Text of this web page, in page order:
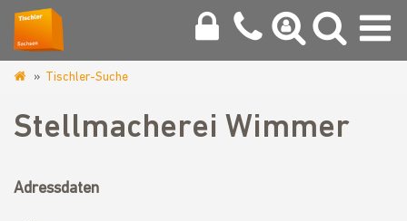
zwickau.de
Tischler-Suche
Stellmacherei Wimmer
Adressdaten